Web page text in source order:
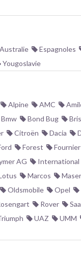
Australie Espagnoles
Yougoslavie
Alpine AMC
Bmw Bond Bug
Citroën Dacia
Forest
AG
Marcos
Oldsmobile Opel
Rover
UAZ UMM